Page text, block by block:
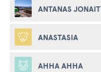
ANTANAS
ANASTASIA
АННА АННА